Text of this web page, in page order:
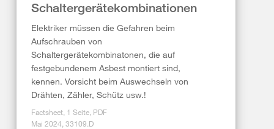
Schaltergerätekombinationen
Elektriker müssen die Gefahren beim
Aufschrauben von
Schaltergerätekombinatonen, die auf
festgebundenem Asbest montiert sind,
kennen. Vorsicht beim Auswechseln von
Drähten, Zähler, Schütz usw.!
Factsheet, 1 Seite, PDF
Mai 2024, 33109.D